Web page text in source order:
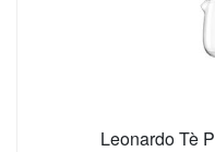
Leonardo Tè